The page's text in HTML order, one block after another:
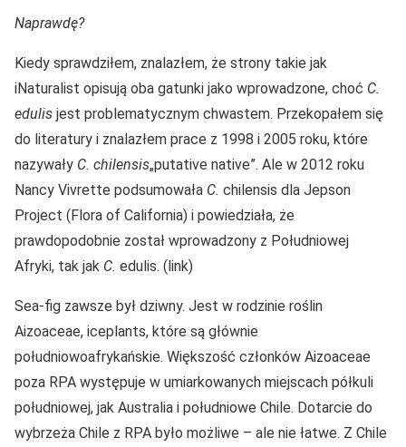
Naprawdę?
Kiedy sprawdziłem, znalazłem, że strony takie jak
iNaturalist opisują oba gatunki jako wprowadzone, choć C.
edulis jest problematycznym chwastem. Przekopałem się
do literatury i znalazłem prace z 1998 i 2005 roku, które
nazywały C. chilensis„putative native”. Ale w 2012 roku
Nancy Vivrette podsumowała C. chilensis dla Jepson
Project (Flora of California) i powiedziała, że
prawdopodobnie został wprowadzony z Południowej
Afryki, tak jak C. edulis. (link)
Sea-fig zawsze był dziwny. Jest w rodzinie roślin
Aizoaceae, iceplants, które są głównie
południowoafrykańskie. Większość członków Aizoaceae
poza RPA występuje w umiarkowanych miejscach półkuli
południowej, jak Australia i południowe Chile. Dotarcie do
wybrzeża Chile z RPA było możliwe – ale nie łatwe. Z Chile